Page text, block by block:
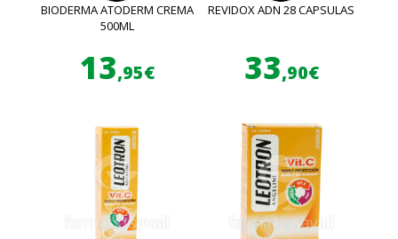
BIODERMA ATODERM CREMA
500ML
13,95€
REVIDOX ADN 28 CAPSULAS
33,90€